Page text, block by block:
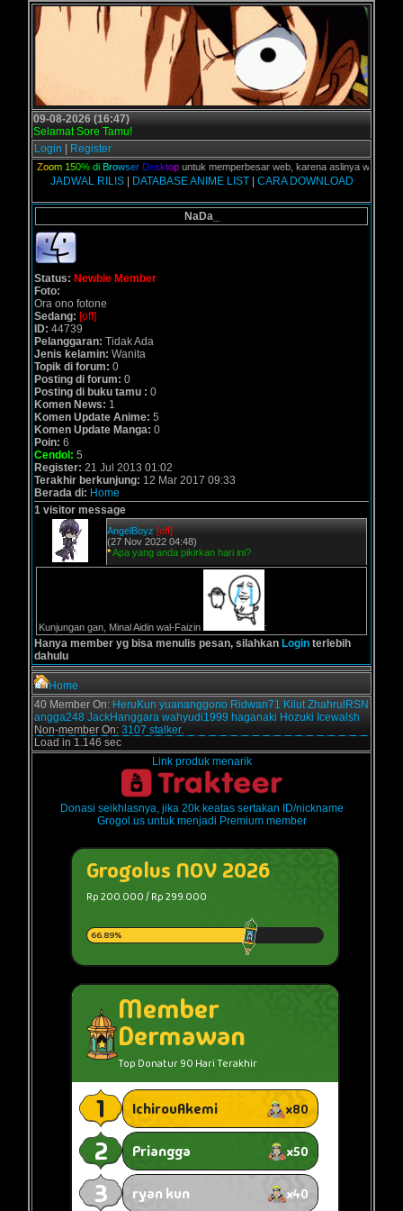
09-08-2026 (16:47)
Selamat Sore Tamu!
Login
Register
oom 150% di B rowser D esktopuntuk memperbesar web, karena aslinya web ini
JADWAL RILIS| DATABASE ANIME LIST| CARA DOWNLOAD
NaDa_
Status: Newbie Member
Foto:
Ora ono fotone
Sedang: [off]
ID: 44739
Pelanggaran: Tidak Ada
Jenis kelamin: Wanita
Topik di forum: 0
Posting di forum: 0
Posting di buku tamu : 0
Komen News: 1
Komen Update Anime: 5
Komen Update Manga: 0
Poin: 6
Cendol: 5
Register: 21 Jul 2013 01:02
Terakhir berkunjung: 12 Mar 2017 09:33
Berada di: Home
1 visitor message
AngelBoyz [off]
(27 Nov 2022 04:48)
*Apa yang anda pikirkan hari ini?
Kunjungan gan, Minal Aidin wal-Faizin :
Hanya member yg bisa menulis pesan, silahkan Login terlebih
dahulu
Home
40 Member On: HeruKun yuananggono Ridwan71 Kilut ZhahrulRSN
angga248 JackHanggara wahyudi1999 haganaki Hozuki Icewalsh
Non-member On: 3107 stalker.
Load in 1.146 sec
Link produk menarik
Donasi seikhlasnya, jika 20k keatas sertakan ID/nickname
Grogol.us untuk menjadi Premium member